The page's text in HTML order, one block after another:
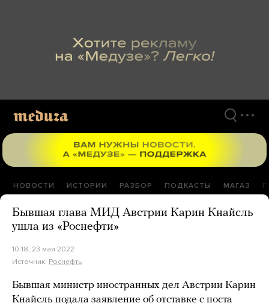
НОВОСТИ ИСТОРИИ РАЗБОР ПОДКАСТЫ МАГАЗ
Бывшая глава МИД Австрии Карин Кнайсль
ушла из «Роснефти»
10:18, 23 мая 2022
Источник: Роснефть
Бывшая министр иностранных дел Австрии Карин
Кнайсль подала заявление об отставке с поста